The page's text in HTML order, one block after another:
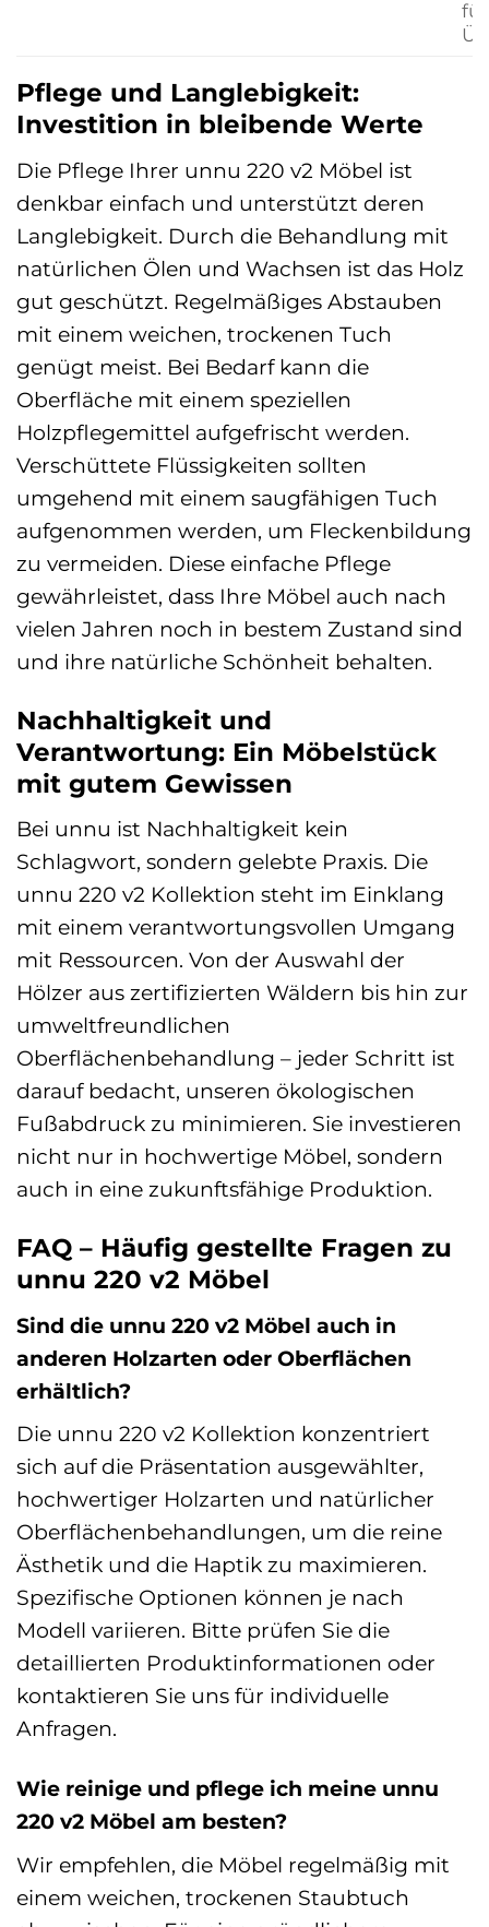
Pflege und Langlebigkeit:
Investition in bleibende Werte
Die Pflege Ihrer unnu 220 v2 Möbel ist
denkbar einfach und unterstützt deren
Langlebigkeit. Durch die Behandlung mit
natürlichen Ölen und Wachsen ist das Holz
gut geschützt. Regelmäßiges Abstauben
mit einem weichen, trockenen Tuch
genügt meist. Bei Bedarf kann die
Oberfläche mit einem speziellen
Holzpflegemittel aufgefrischt werden.
Verschüttete Flüssigkeiten sollten
umgehend mit einem saugfähigen Tuch
aufgenommen werden, um Fleckenbildung
zu vermeiden. Diese einfache Pflege
gewährleistet, dass Ihre Möbel auch nach
vielen Jahren noch in bestem Zustand sind
und ihre natürliche Schönheit behalten.
Nachhaltigkeit und
Verantwortung: Ein Möbelstück
mit gutem Gewissen
Bei unnu ist Nachhaltigkeit kein
Schlagwort, sondern gelebte Praxis. Die
unnu 220 v2 Kollektion steht im Einklang
mit einem verantwortungsvollen Umgang
mit Ressourcen. Von der Auswahl der
Hölzer aus zertifizierten Wäldern bis hin zur
umweltfreundlichen
Oberflächenbehandlung – jeder Schritt ist
darauf bedacht, unseren ökologischen
Fußabdruck zu minimieren. Sie investieren
nicht nur in hochwertige Möbel, sondern
auch in eine zukunftsfähige Produktion.
FAQ – Häufig gestellte Fragen zu
unnu 220 v2 Möbel
Sind die unnu 220 v2 Möbel auch in
anderen Holzarten oder Oberflächen
erhältlich?
Die unnu 220 v2 Kollektion konzentriert
sich auf die Präsentation ausgewählter,
hochwertiger Holzarten und natürlicher
Oberflächenbehandlungen, um die reine
Ästhetik und die Haptik zu maximieren.
Spezifische Optionen können je nach
Modell variieren. Bitte prüfen Sie die
detaillierten Produktinformationen oder
kontaktieren Sie uns für individuelle
Anfragen.
Wie reinige und pflege ich meine unnu
220 v2 Möbel am besten?
Wir empfehlen, die Möbel regelmäßig mit
einem weichen, trockenen Staubtuch